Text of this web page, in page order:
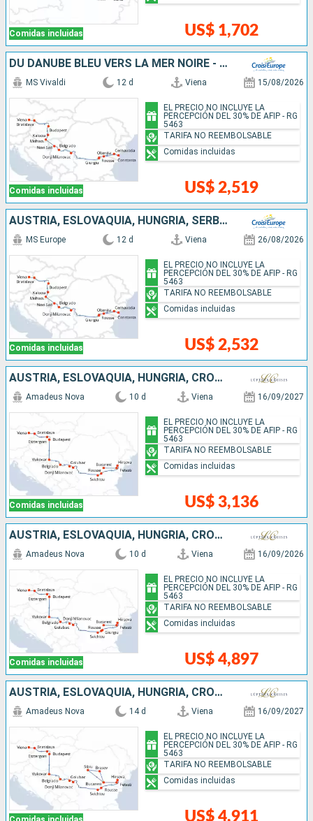
Comidas incluidas US$ 1,702
DU DANUBE BLEU VERS LA MER NOIRE - DE VIENNE À BUCAREST
Comidas incluidas
MS Vivaldi 12 d Viena 15/08/2026
US$ 2,519
EL PRECIO NO INCLUYE LA
PERCEPCIÓN DEL 30% DE AFIP - RG
5463
TARIFA NO REEMBOLSABLE
Comidas incluidas
AUSTRIA, ESLOVAQUIA, HUNGRÍA, SERBIA, BULGARIA, RUMANIA
Comidas incluidas
MS Europe 12 d Viena 26/08/2026
US$ 2,532
EL PRECIO NO INCLUYE LA
PERCEPCIÓN DEL 30% DE AFIP - RG
5463
TARIFA NO REEMBOLSABLE
Comidas incluidas
AUSTRIA, ESLOVAQUIA, HUNGRÍA, CROACIA, SERBIA, BULGARIA, RUMANIA
Comidas incluidas
Amadeus Nova 10 d Viena 16/09/2027
US$ 3,136
EL PRECIO NO INCLUYE LA
PERCEPCIÓN DEL 30% DE AFIP - RG
5463
TARIFA NO REEMBOLSABLE
Comidas incluidas
AUSTRIA, ESLOVAQUIA, HUNGRÍA, CROACIA, SERBIA, BULGARIA, RUMANIA
Comidas incluidas
Amadeus Nova 10 d Viena 16/09/2026
US$ 4,897
EL PRECIO NO INCLUYE LA
PERCEPCIÓN DEL 30% DE AFIP - RG
5463
TARIFA NO REEMBOLSABLE
Comidas incluidas
AUSTRIA, ESLOVAQUIA, HUNGRÍA, CROACIA, SERBIA, BULGARIA, RUMANIA
Amadeus Nova 14 d Viena 16/09/2027
US$ 4,911
EL PRECIO NO INCLUYE LA
PERCEPCIÓN DEL 30% DE AFIP - RG
5463
TARIFA NO REEMBOLSABLE
Comidas incluidas